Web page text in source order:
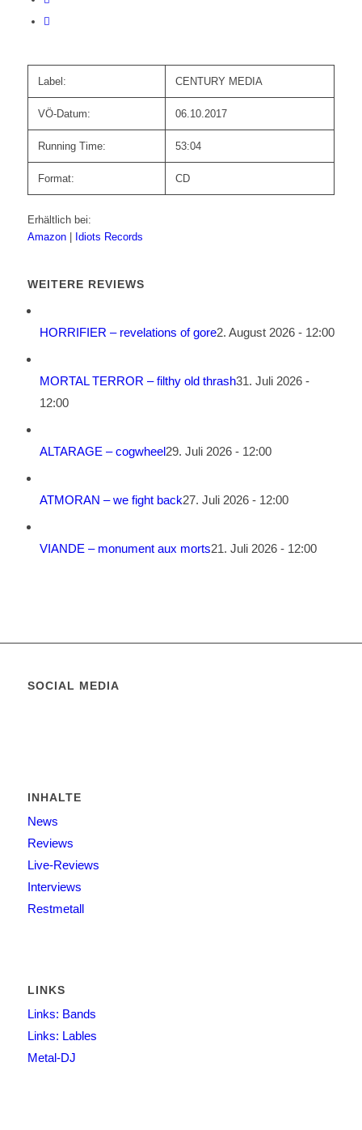
Label: CENTURY MEDIA
VÖ-Datum: 06.10.2017
Running Time: 53:04
Format: CD
Erhältlich bei:
Amazon
Idiots Records
WEITERE REVIEWS
HORRIFIER – revelations of gore2. August 2026 - 12:00
MORTAL TERROR – filthy old thrash31. Juli 2026 -
12:00
ALTARAGE – cogwheel29. Juli 2026 - 12:00
ATMORAN – we fight back27. Juli 2026 - 12:00
VIANDE – monument aux morts21. Juli 2026 - 12:00
SOCIAL MEDIA
INHALTE
News
Reviews
Live-Reviews
Interviews
Restmetall
LINKS
Links: Bands
Links: Lables
Metal-DJ